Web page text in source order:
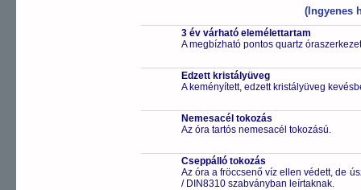
(Ingyenes
3 év várható elemélettartam
A megbízható pontos quartz
Edzett kristályüveg
A keményített, edzett kristályüveg
Nemesacél tokozás
Az óra tartós nemesacél tokozású.
Cseppálló tokozás
Az óra a fröccsenő víz ellen védett, de
/ DIN8310 szabványban leírtaknak.